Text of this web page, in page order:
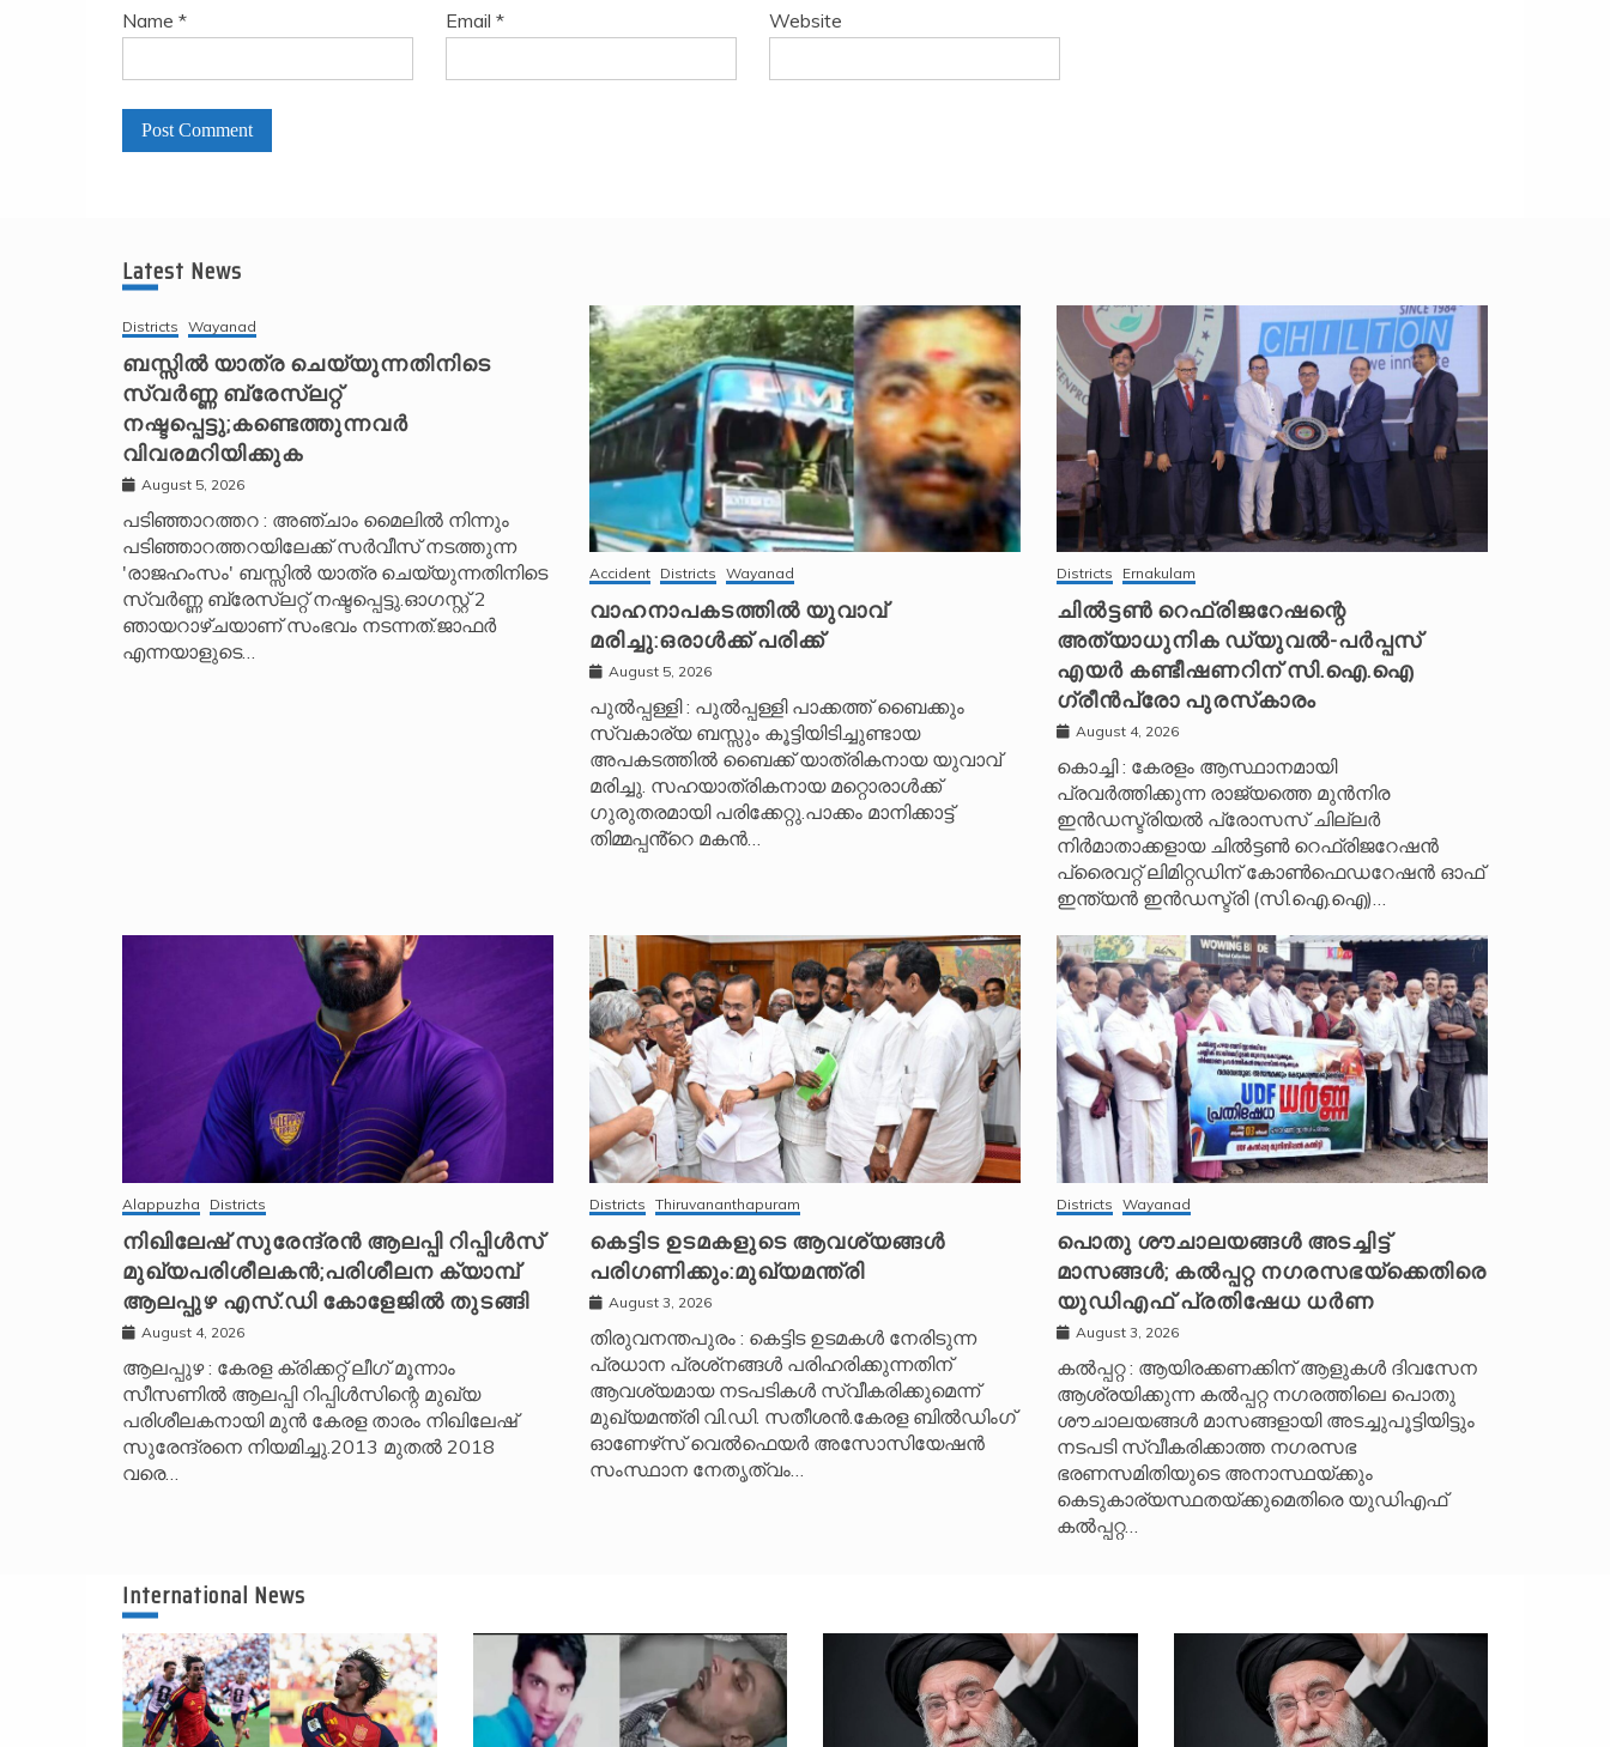
Name * Email* Website
t
e
r
n
a
t
i
v
e
:
Latest News
Districts Wayanad
ബസ്സിൽ യാത്ര ചെയ്യുന്നതിനിടെ
സ്വർണ്ണ ബ്രേസ്‌ലറ്റ്
നഷ്ടപ്പെട്ടു;കണ്ടെത്തുന്നവർ
വിവരമറിയിക്കുക
August 5, 2026
പടിഞ്ഞാറത്തറ : അഞ്ചാം മൈലിൽ നിന്നും
പടിഞ്ഞാറത്തറയിലേക്ക് സർവീസ് നടത്തുന്ന
'രാജഹംസം' ബസ്സിൽ യാത്ര ചെയ്യുന്നതിനിടെ
സ്വർണ്ണ ബ്രേസ്‌ലറ്റ് നഷ്ടപ്പെട്ടു.ഓഗസ്റ്റ് 2
ഞായറാഴ്ചയാണ് സംഭവം നടന്നത്.ജാഫർ
എന്നയാളുടെ…
Accident Districts Wayanad
വാഹനാപകടത്തിൽ യുവാവ്
മരിച്ചു:ഒരാൾക്ക് പരിക്ക്
August 5, 2026
പുൽപ്പള്ളി : പുൽപ്പള്ളി പാക്കത്ത് ബൈക്കും
സ്വകാര്യ ബസ്സും കൂട്ടിയിടിച്ചുണ്ടായ
അപകടത്തിൽ ബൈക്ക് യാത്രികനായ യുവാവ്
മരിച്ചു. സഹയാത്രികനായ മറ്റൊരാൾക്ക്
ഗുരുതരമായി പരിക്കേറ്റു.പാക്കം മാനിക്കാട്ട്
തിമ്മപ്പൻ്റെ മകൻ…
Districts Ernakulam
ചിൽട്ടൺ റെഫ്രിജറേഷന്റെ
അത്യാധുനിക ഡ്യുവൽ-പർപ്പസ്
എയർ കണ്ടീഷണറിന് സി.ഐ.ഐ
ഗ്രീൻപ്രോ പുരസ്‌കാരം
August 4, 2026
കൊച്ചി : കേരളം ആസ്ഥാനമായി
പ്രവർത്തിക്കുന്ന രാജ്യത്തെ മുൻനിര
ഇൻഡസ്ട്രിയൽ പ്രോസസ് ചില്ലർ
നിർമാതാക്കളായ ചിൽട്ടൺ റെഫ്രിജറേഷൻ
പ്രൈവറ്റ് ലിമിറ്റഡിന് കോൺഫെഡറേഷൻ ഓഫ്
ഇന്ത്യൻ ഇൻഡസ്ട്രി (സി.ഐ.ഐ)…
Alappuzha Districts
നിഖിലേഷ് സുരേന്ദ്രൻ ആലപ്പി റിപ്പിൾസ്
മുഖ്യപരിശീലകൻ;പരിശീലന ക്യാമ്പ്
ആലപ്പുഴ എസ്.ഡി കോളേജിൽ തുടങ്ങി
August 4, 2026
ആലപ്പുഴ : കേരള ക്രിക്കറ്റ് ലീ​ഗ് മൂന്നാം
സീസണിൽ ആലപ്പി റിപ്പിൾസിന്റെ മുഖ്യ
പരിശീലകനായി മുൻ കേരള താരം നിഖിലേഷ്
സുരേന്ദ്രനെ നിയമിച്ചു.2013 മുതൽ 2018
വരെ…
Districts Thiruvananthapuram
കെട്ടിട ഉടമകളുടെ ആവശ്യങ്ങൾ
പരിഗണിക്കും:മുഖ്യമന്ത്രി
August 3, 2026
തിരുവനന്തപുരം : കെട്ടിട ഉടമകൾ നേരിടുന്ന
പ്രധാന പ്രശ്‌നങ്ങൾ പരിഹരിക്കുന്നതിന്
ആവശ്യമായ നടപടികൾ സ്വീകരിക്കുമെന്ന്
മുഖ്യമന്ത്രി വി.ഡി. സതീശൻ.കേരള ബിൽഡിംഗ്
ഓണേഴ്‌സ് വെൽഫെയർ അസോസിയേഷൻ
സംസ്ഥാന നേതൃത്വം…
Districts Wayanad
പൊതു ശൗചാലയങ്ങൾ അടച്ചിട്ട്
മാസങ്ങൾ; കൽപ്പറ്റ നഗരസഭയ്‌ക്കെതിരെ
യുഡിഎഫ് പ്രതിഷേധ ധർണ
August 3, 2026
കൽപ്പറ്റ : ആയിരക്കണക്കിന് ആളുകൾ ദിവസേന
ആശ്രയിക്കുന്ന കൽപ്പറ്റ നഗരത്തിലെ പൊതു
ശൗചാലയങ്ങൾ മാസങ്ങളായി അടച്ചുപൂട്ടിയിട്ടും
നടപടി സ്വീകരിക്കാത്ത നഗരസഭ
ഭരണസമിതിയുടെ അനാസ്ഥയ്ക്കും
കെടുകാര്യസ്ഥതയ്ക്കുമെതിരെ യുഡിഎഫ്
കൽപ്പറ്റ…
International News